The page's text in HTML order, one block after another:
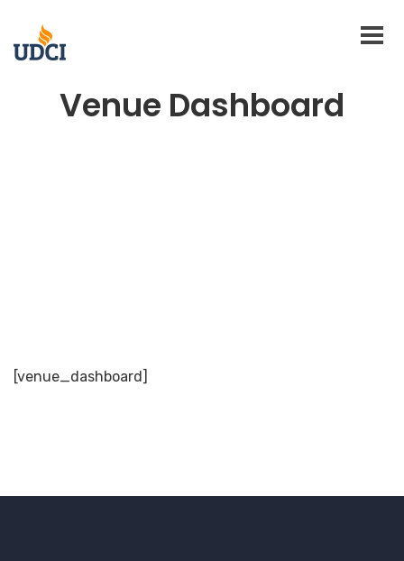
Venue Dashboard
[venue_dashboard]